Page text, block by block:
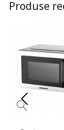
Produse